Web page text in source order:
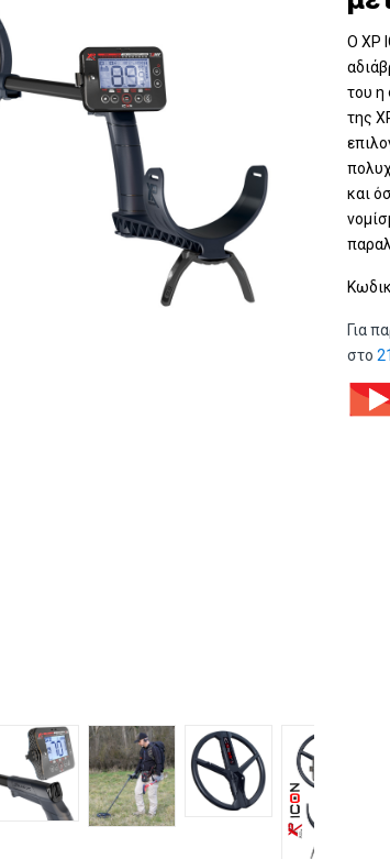
Ο XP
του η
της
και
Για
στο